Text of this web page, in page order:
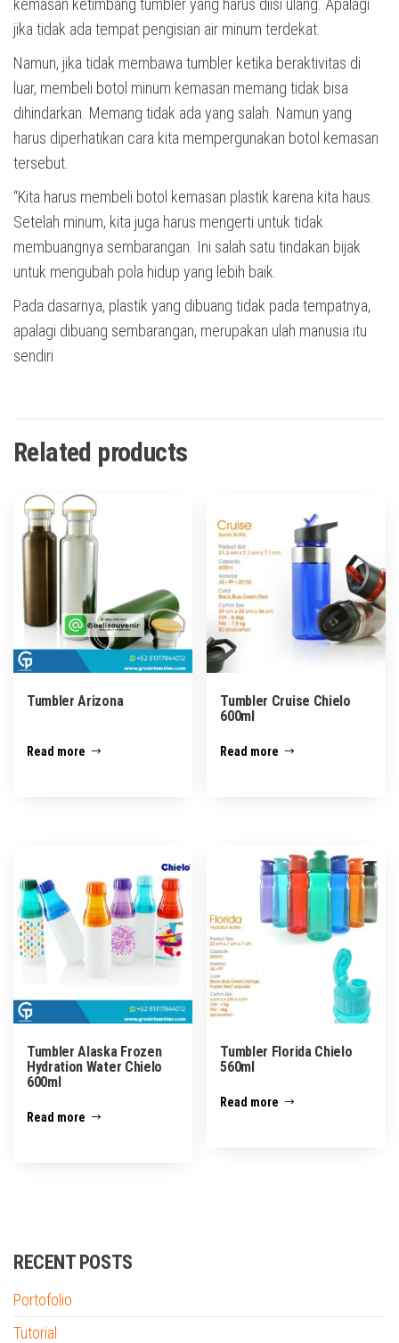
kemasan ketimbang tumbler yang harus diisi ulang. Apalagi
jika tidak ada tempat pengisian air minum terdekat.
Namun, jika tidak membawa tumbler ketika beraktivitas di
luar, membeli botol minum kemasan memang tidak bisa
dihindarkan. Memang tidak ada yang salah. Namun yang
harus diperhatikan cara kita mempergunakan botol kemasan
tersebut.
“Kita harus membeli botol kemasan plastik karena kita haus.
Setelah minum, kita juga harus mengerti untuk tidak
membuangnya sembarangan. Ini salah satu tindakan bijak
untuk mengubah pola hidup yang lebih baik.
Pada dasarnya, plastik yang dibuang tidak pada tempatnya,
apalagi dibuang sembarangan, merupakan ulah manusia itu
sendiri
Related products
Tumbler Arizona
Read more
Tumbler Cruise Chielo
600ml
Read more
Tumbler Alaska Frozen
Hydration Water Chielo
600ml
Read more
Tumbler Florida Chielo
560ml
Read more
RECENT POSTS
Portofolio
Tutorial